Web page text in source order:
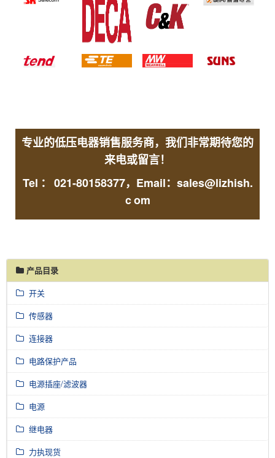
专业的低压电器销售服务商，我们非常期待您的
来电或留言！
Tel ： 021-80158377，Email：sales@lizhish.
com
产品目录
开关
传感器
连接器
电路保护产品
电源插座/滤波器
电源
继电器
力执现货